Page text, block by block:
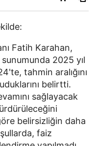
Fatih Karahan,
2025 yıl
tahmin aralığını
belirtti.
sağlayacak
belirsizliğin daha
faiz